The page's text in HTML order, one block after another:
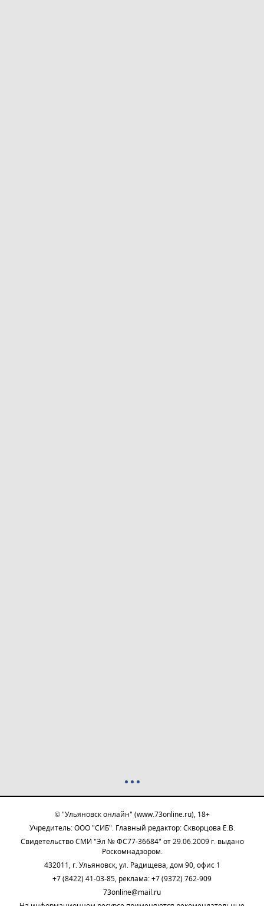
© "Ульяновск онлайн" (www.73online.ru), 18+
Учредитель: ООО "СИБ". Главный редактор: Скворцова Е.В.
Свидетельство СМИ "Эл № ФС77-36684" от 29.06.2009 г. выдано
Роскомнадзором.
432011, г. Ульяновск, ул. Радищева, дом 90, офис 1
+7 (8422) 41-03-85, реклама: +7 (9372) 762-909
73online@mail.ru